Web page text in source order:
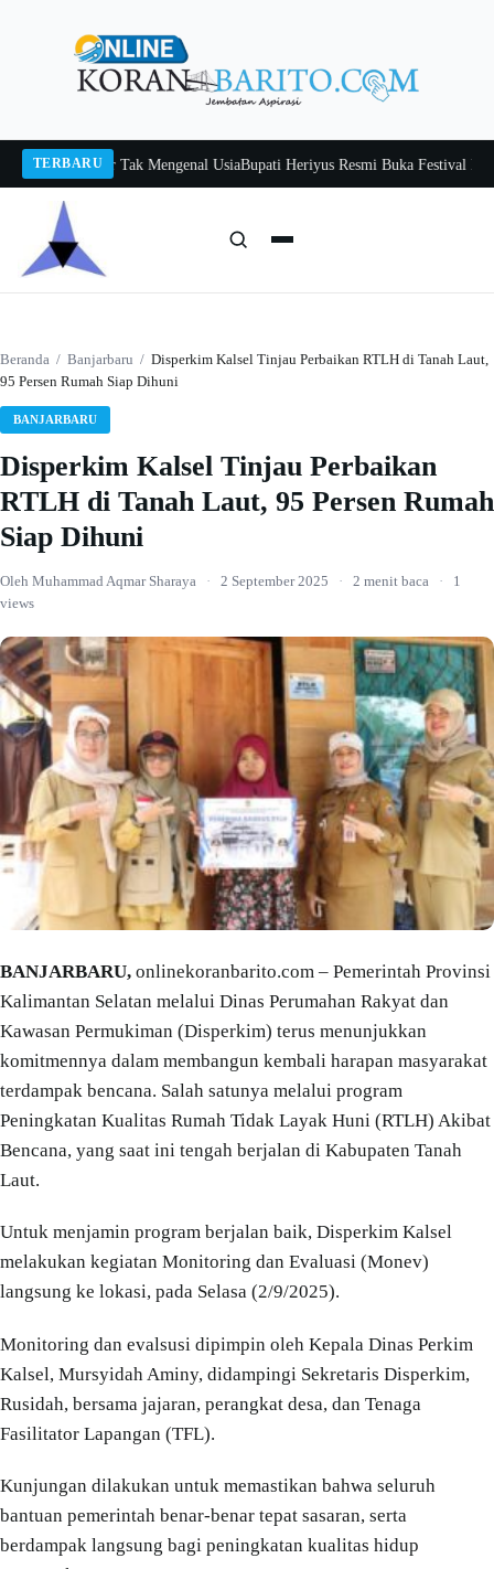
TERBARU
Belajar Tak Mengenal UsiaBupati Heriyus Resmi Buka Festival Budaya
Beranda / Banjarbaru / Disperkim Kalsel Tinjau Perbaikan RTLH di Tanah Laut,
95 Persen Rumah Siap Dihuni
BANJARBARU
Disperkim Kalsel Tinjau Perbaikan
RTLH di Tanah Laut, 95 Persen Rumah
Siap Dihuni
Oleh Muhammad Aqmar Sharaya · 2 September 2025 · 2 menit baca ·
1
views
BANJARBARU, onlinekoranbarito.com – Pemerintah Provinsi
Kalimantan Selatan melalui Dinas Perumahan Rakyat dan
Kawasan Permukiman (Disperkim) terus menunjukkan
komitmennya dalam membangun kembali harapan masyarakat
terdampak bencana. Salah satunya melalui program
Peningkatan Kualitas Rumah Tidak Layak Huni (RTLH) Akibat
Bencana, yang saat ini tengah berjalan di Kabupaten Tanah
Laut.
Untuk menjamin program berjalan baik, Disperkim Kalsel
melakukan kegiatan Monitoring dan Evaluasi (Monev)
langsung ke lokasi, pada Selasa (2/9/2025).
Monitoring dan evalsusi dipimpin oleh Kepala Dinas Perkim
Kalsel, Mursyidah Aminy, didampingi Sekretaris Disperkim,
Rusidah, bersama jajaran, perangkat desa, dan Tenaga
Fasilitator Lapangan (TFL).
Kunjungan dilakukan untuk memastikan bahwa seluruh
bantuan pemerintah benar-benar tepat sasaran, serta
berdampak langsung bagi peningkatan kualitas hidup